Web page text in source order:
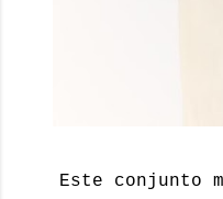
Este conjunto